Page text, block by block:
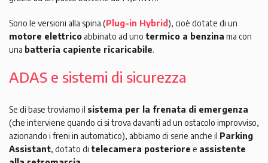
Sono le versioni alla spina (Plug-in Hybrid), cioè dotate di un
motore elettrico abbinato ad uno termico a benzina ma con
una batteria capiente ricaricabile.
ADAS e sistemi di sicurezza
Se di base troviamo il sistema per la frenata di emergenza
(che interviene quando ci si trova davanti ad un ostacolo improvviso,
azionando i freni in automatico), abbiamo di serie anche il Parking
Assistant, dotato di telecamera posteriore e assistente